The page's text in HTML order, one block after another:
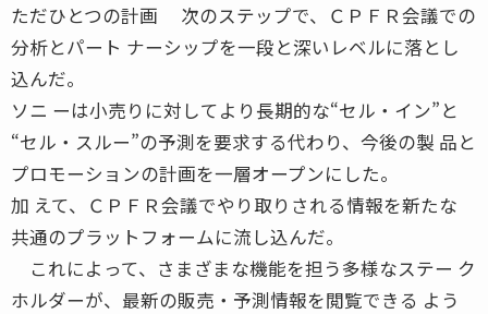
ただひとつの計画 次のステップで、ＣＰＦＲ会議での
分析とパート ナーシップを一段と深いレベルに落とし
込んだ。
ソニ ーは小売りに対してより長期的な“セル・イン”と
“セル・スルー”の予測を要求する代わり、今後の製 品と
プロモーションの計画を一層オープンにした。
加 えて、ＣＰＦＲ会議でやり取りされる情報を新たな
共通のプラットフォームに流し込んだ。
これによって、さまざまな機能を担う多様なステー ク
ホルダーが、最新の販売・予測情報を閲覧できる よう